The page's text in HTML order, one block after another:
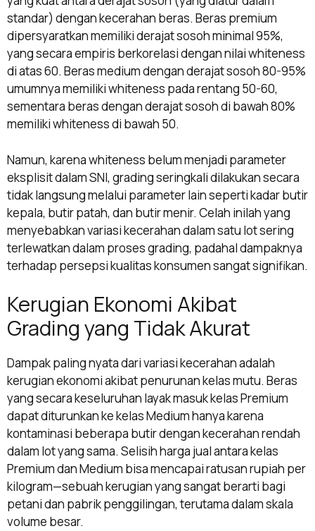
standar) dengan kecerahan beras. Beras premium
dipersyaratkan memiliki derajat sosoh minimal 95%,
yang secara empiris berkorelasi dengan nilai whiteness
di atas 60. Beras medium dengan derajat sosoh 80-95%
umumnya memiliki whiteness pada rentang 50-60,
sementara beras dengan derajat sosoh di bawah 80%
memiliki whiteness di bawah 50.
Namun, karena whiteness belum menjadi parameter
eksplisit dalam SNI, grading seringkali dilakukan secara
tidak langsung melalui parameter lain seperti kadar butir
kepala, butir patah, dan butir menir. Celah inilah yang
menyebabkan variasi kecerahan dalam satu lot sering
terlewatkan dalam proses grading, padahal dampaknya
terhadap persepsi kualitas konsumen sangat signifikan.
Kerugian Ekonomi Akibat
Grading yang Tidak Akurat
Dampak paling nyata dari variasi kecerahan adalah
kerugian ekonomi akibat penurunan kelas mutu. Beras
yang secara keseluruhan layak masuk kelas Premium
dapat diturunkan ke kelas Medium hanya karena
kontaminasi beberapa butir dengan kecerahan rendah
dalam lot yang sama. Selisih harga jual antara kelas
Premium dan Medium bisa mencapai ratusan rupiah per
kilogram—sebuah kerugian yang sangat berarti bagi
petani dan pabrik penggilingan, terutama dalam skala
volume besar.